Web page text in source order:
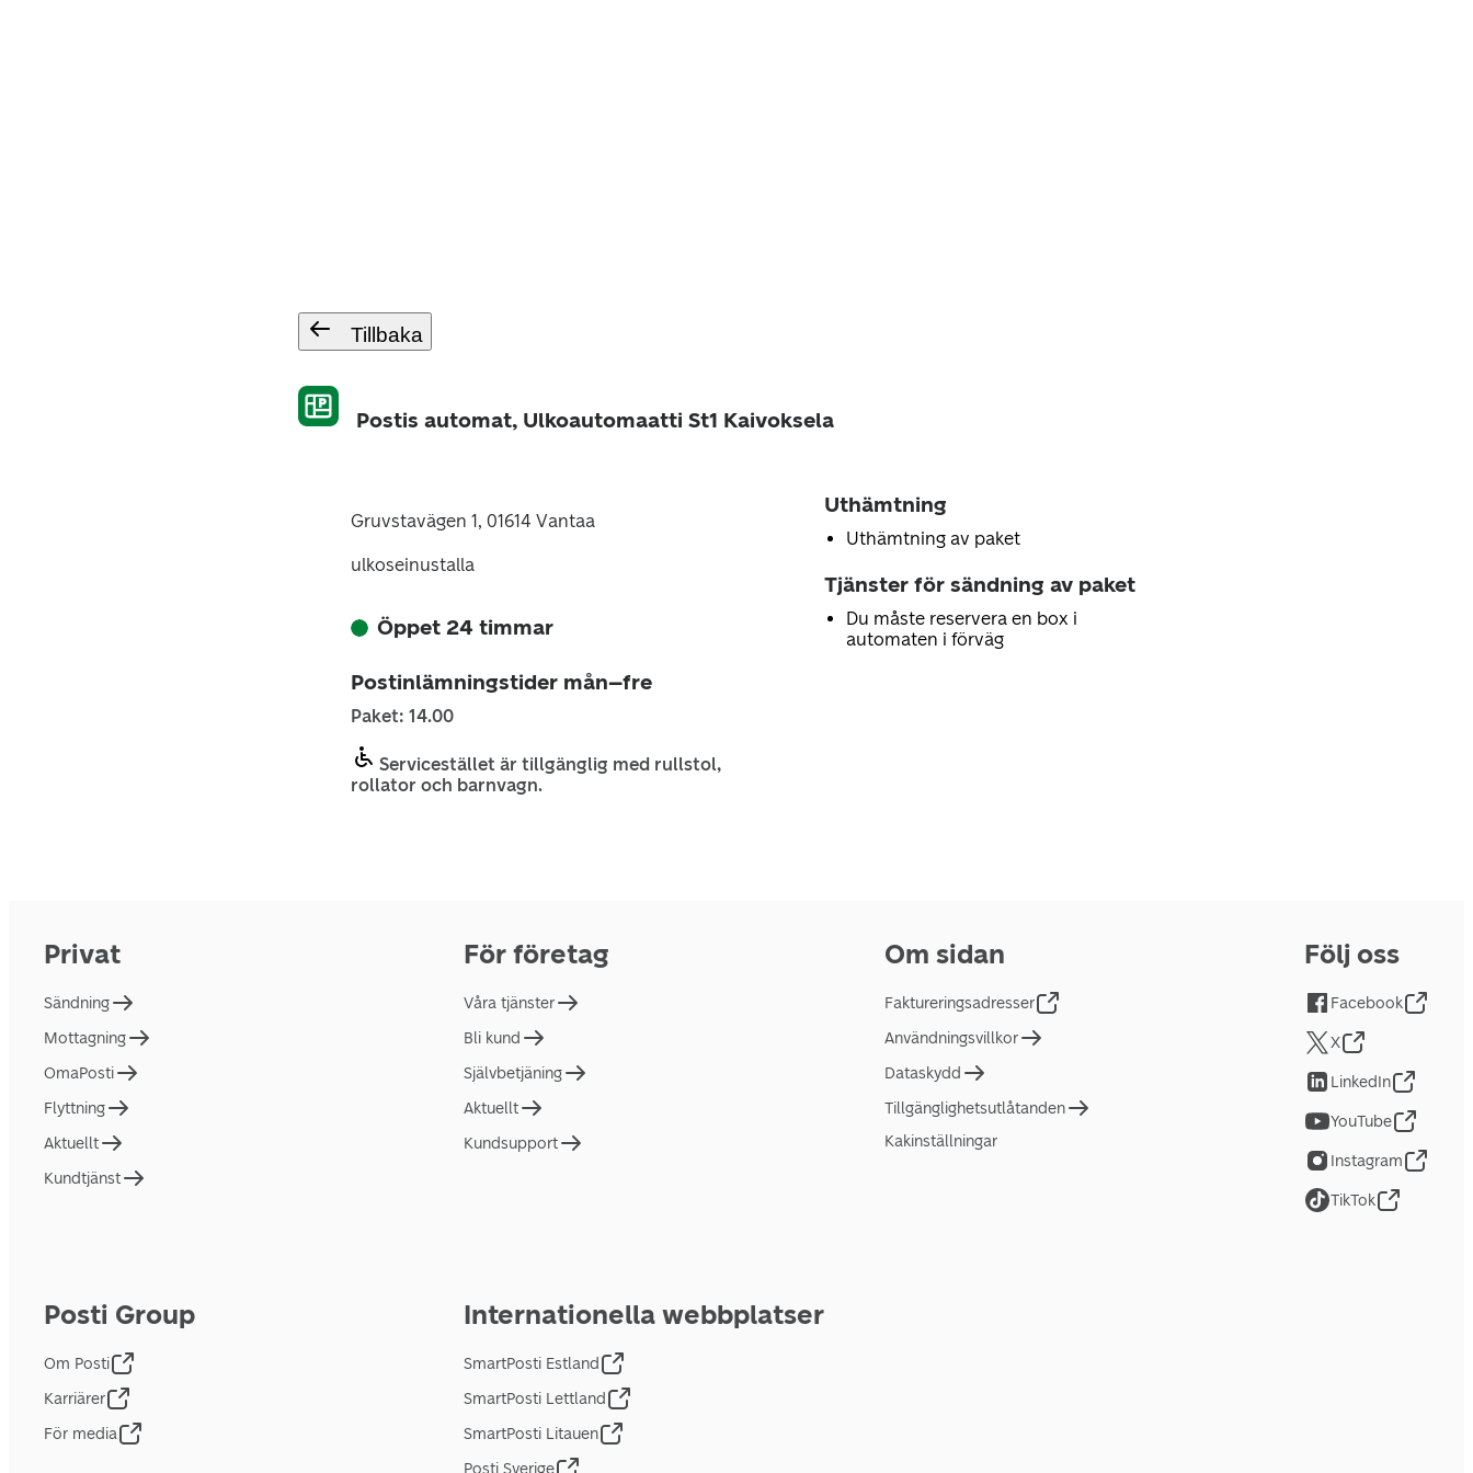
Tillbaka
Postis automat, Ulkoautomaatti St1 Kaivoksela
Gruvstavägen 1, 01614 Vantaa
ulkoseinustalla
Öppet 24 timmar
Postinlämningstider mån–fre
Paket: 14.00
Servicestället är tillgänglig med rullstol,
rollator och barnvagn.
Uthämtning
Uthämtning av paket
Tjänster för sändning av paket
Du måste reservera en box i
automaten i förväg
Privat
Sändning
Mottagning
OmaPosti
Flyttning
Aktuellt
Kundtjänst
För företag
Våra tjänster
Bli kund
Självbetjäning
Aktuellt
Kundsupport
Om sidan
Faktureringsadresser
Användningsvillkor
Dataskydd
Tillgänglighetsutlåtanden
Kakinställningar
Posti Group
Om Posti
Karriärer
För media
Internationella webbplatser
SmartPosti Estland
SmartPosti Lettland
SmartPosti Litauen
Posti Sverige
Följ oss
Facebook
X
LinkedIn
YouTube
Instagram
TikTok